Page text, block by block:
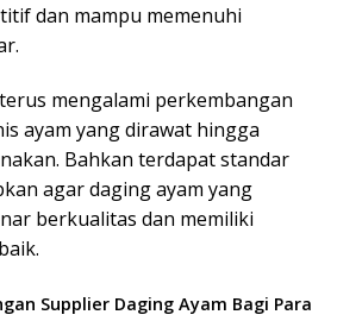
dan mampu memenuhi
mengalami perkembangan
ayam yang dirawat hingga
Bahkan terdapat standar
agar daging ayam yang
berkualitas dan memiliki
Supplier Daging Ayam Bagi Para